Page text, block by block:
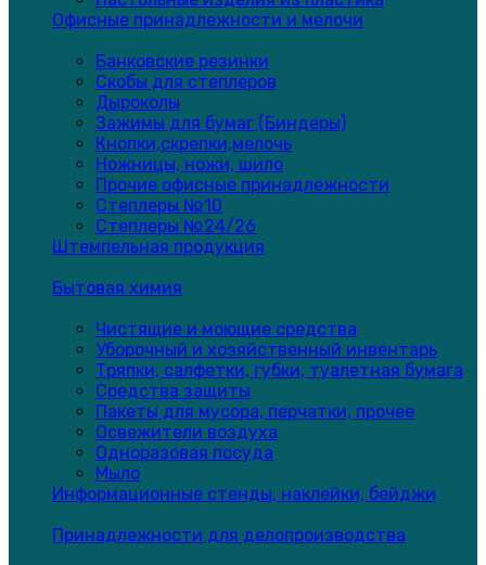
Офисные принадлежности и мелочи
Банковские резинки
Скобы для степлеров
Дыроколы
Зажимы для бумаг (Биндеры)
Кнопки,скрепки,мелочь
Ножницы, ножи, шило
Прочие офисные принадлежности
Степлеры №10
Степлеры №24/26
Штемпельная продукция
Бытовая химия
Чистящие и моющие средства
Уборочный и хозяйственный инвентарь
Тряпки, салфетки, губки, туалетная бумага
Средства защиты
Пакеты для мусора, перчатки, прочее
Освежители воздуха
Одноразовая посуда
Мыло
Информационные стенды, наклейки, бейджи
Принадлежности для делопроизводства